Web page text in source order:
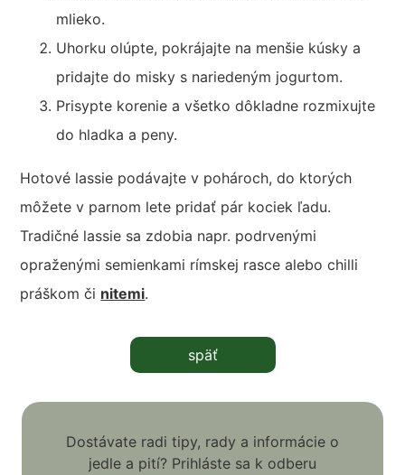
mlieko.
Uhorku olúpte, pokrájajte na menšie kúsky a
pridajte do misky s nariedeným jogurtom.
Prisypte korenie a všetko dôkladne rozmixujte
do hladka a peny.
Hotové lassie podávajte v pohároch, do ktorých
môžete v parnom lete pridať pár kociek ľadu.
Tradičné lassie sa zdobia napr. podrvenými
opraženými semienkami rímskej rasce alebo chilli
práškom či nitemi.
späť
Dostávate radi tipy, rady a informácie o
jedle a pití? Prihláste sa k odberu